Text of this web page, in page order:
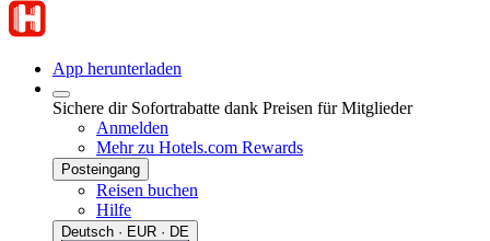
App herunterladen
Sichere dir Sofortrabatte dank Preisen für Mitglieder
Anmelden
Mehr zu Hotels.com Rewards
Posteingang
Reisen buchen
Hilfe
Deutsch · EUR · DE